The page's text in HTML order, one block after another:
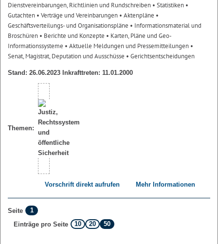
Dienstvereinbarungen, Richtlinien und Rundschreiben • Statistiken •
Gutachten • Verträge und Vereinbarungen • Aktenpläne •
Geschäftsverteilungs- und Organisationspläne • Informationsmaterial und
Broschüren • Berichte und Konzepte • Karten, Pläne und Geo-
Informationssysteme • Aktuelle Meldungen und Pressemitteilungen •
Senat, Magistrat, Deputation und Ausschüsse • Gerichtsentscheidungen
Stand: 26.06.2023 Inkrafttreten: 11.01.2000
Themen:
Vorschrift direkt aufrufen Mehr Informationen
Seite
1
Einträge pro Seite
10 20 50